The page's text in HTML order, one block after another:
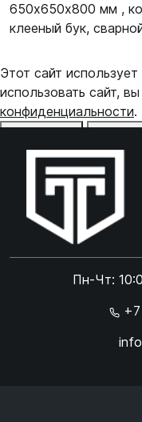
650х650х800 мм ,
клееный бук,
Пн-Чт:
+7
Этот сайт
использовать сайт,
конфиденциальности.
Online чат
Online чат